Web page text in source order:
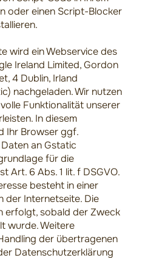
oder einen Script-Blocker
wird ein Webservice des
Ireland Limited, Gordon
4 Dublin, Irland
nachgeladen. Wir nutzen
Funktionalität unserer
In diesem
Ihr Browser ggf.
an Gstatic
für die
Art. 6 Abs. 1 lit. f DSGVO.
besteht in einer
der Internetseite. Die
erfolgt, sobald der Zweck
wurde. Weitere
der übertragenen
Datenschutzerklärung